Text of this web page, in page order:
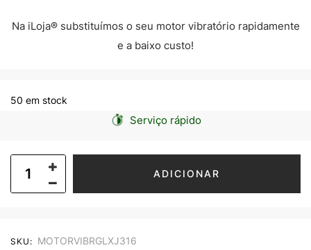
Na iLoja® substituímos o seu motor vibratório rapidamente
e a baixo custo!
50 em stock
Serviço rápido
ADICIONAR
SKU: MOTORVIBRGLXJ316